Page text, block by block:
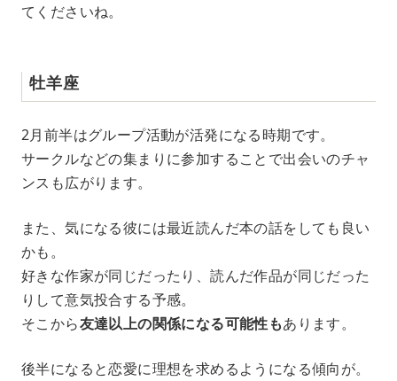
てくださいね。
牡羊座
2月前半はグループ活動が活発になる時期です。
サークルなどの集まりに参加することで出会いのチャ
ンスも広がります。
また、気になる彼には最近読んだ本の話をしても良い
かも。
好きな作家が同じだったり、読んだ作品が同じだった
りして意気投合する予感。
そこから友達以上の関係になる可能性もあります。
後半になると恋愛に理想を求めるようになる傾向が。